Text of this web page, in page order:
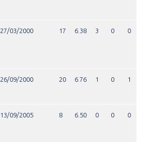
27/03/2000 17 6.38 3 0 0
26/09/2000 20 6.76 1 0 1
13/09/2005 8 6.50 0 0 0